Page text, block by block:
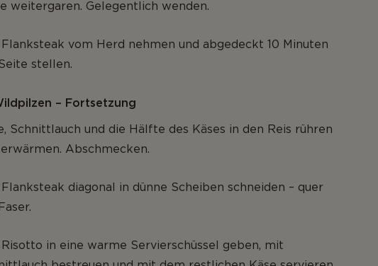
weitergaren. Gelegentlich wenden.
Flanksteak vom Herd nehmen und abgedeckt 10 Minuten
stellen.
– Fortsetzung
Schnittlauch und die Hälfte des Käses in den Reis rühren
Abschmecken.
Flanksteak diagonal in dünne Scheiben schneiden – quer
Risotto in eine warme Servierschüssel geben, mit